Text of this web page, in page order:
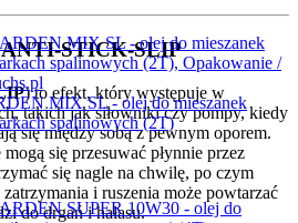
STICK-SLIP
) to efekt, który występuje w
takich jak siłowniki czy pompy, kiedy
się między sobą z pewnym oporem.
się przesuwać płynnie przez
się nagle na chwilę, po czym
i ruszenia może powtarzać
do drgań i hałasu.
MIX SL - olej do mieszanek
spalinowych (2T)